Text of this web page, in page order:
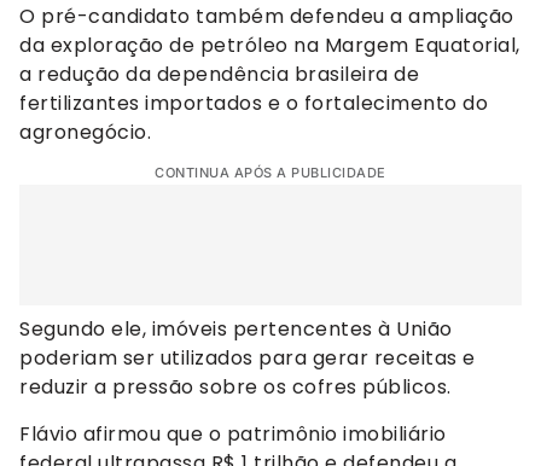
O pré-candidato também defendeu a ampliação
da exploração de petróleo na Margem Equatorial,
a redução da dependência brasileira de
fertilizantes importados e o fortalecimento do
agronegócio.
CONTINUA APÓS A PUBLICIDADE
Segundo ele, imóveis pertencentes à União
poderiam ser utilizados para gerar receitas e
reduzir a pressão sobre os cofres públicos.
Flávio afirmou que o patrimônio imobiliário